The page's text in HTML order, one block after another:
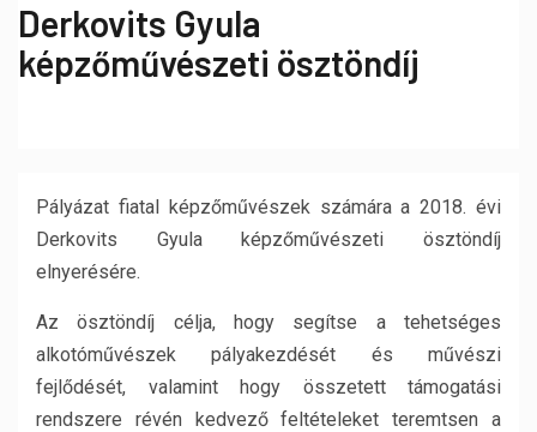
Derkovits Gyula
képzőművészeti ösztöndíj
Pályázat fiatal képzőművészek számára a 2018. évi
Derkovits Gyula képzőművészeti ösztöndíj
elnyerésére.
Az ösztöndíj célja, hogy segítse a tehetséges
alkotóművészek pályakezdését és művészi
fejlődését, valamint hogy összetett támogatási
rendszere révén kedvező feltételeket teremtsen a